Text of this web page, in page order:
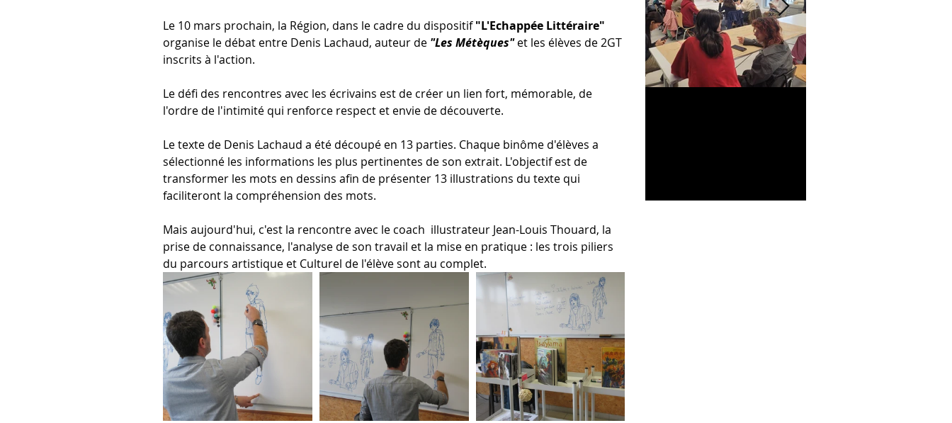
Le 10 mars prochain, la Région, dans le cadre du dispositif "L'Echappée Littéraire"
organise le débat entre Denis Lachaud, auteur de "Les Métèques" et les élèves de 2GT
inscrits à l'action.
Le défi des rencontres avec les écrivains est de créer un lien fort, mémorable, de
l'ordre de l'intimité qui renforce respect et envie de découverte.
Le texte de Denis Lachaud a été découpé en 13 parties. Chaque binôme d'élèves a
sélectionné les informations les plus pertinentes de son extrait. L'objectif est de
transformer les mots en dessins afin de présenter 13 illustrations du texte qui
faciliteront la compréhension des mots.
Mais aujourd'hui, c'est la rencontre avec le coach  illustrateur Jean-Louis Thouard, la
prise de connaissance, l'analyse de son travail et la mise en pratique : les trois piliers
du parcours artistique et Culturel de l'élève sont au complet.